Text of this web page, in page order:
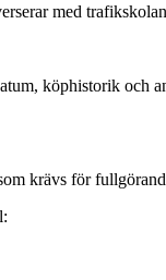
med
köphistorik
krävs för